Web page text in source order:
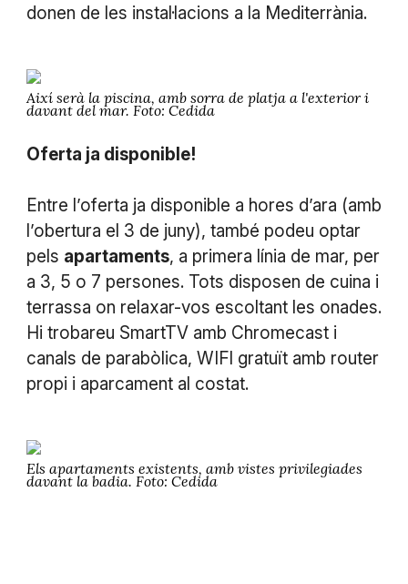
donen de les instal·lacions a la Mediterrània.
Així serà la piscina, amb sorra de platja a l'exterior i
davant del mar. Foto: Cedida
Oferta ja disponible!
Entre l’oferta ja disponible a hores d’ara (amb
l’obertura el 3 de juny), també podeu optar
pels apartaments, a primera línia de mar, per
a 3, 5 o 7 persones. Tots disposen de cuina i
terrassa on relaxar-vos escoltant les onades.
Hi trobareu SmartTV amb Chromecast i
canals de parabòlica, WIFI gratuït amb router
propi i aparcament al costat.
Els apartaments existents, amb vistes privilegiades
davant la badia. Foto: Cedida